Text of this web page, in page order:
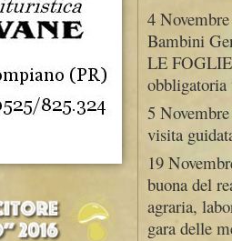
4
Bambini
LE
obbligatoria
5
visita
19
buona del
agraria,
gara delle